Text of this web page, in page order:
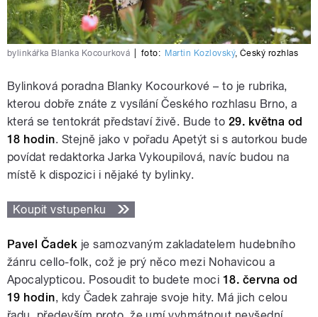
bylinkářka Blanka Kocourková foto: Martin Kozlovský, Český rozhlas
Bylinková poradna Blanky Kocourkové – to je rubrika,
kterou dobře znáte z vysílání Českého rozhlasu Brno, a
která se tentokrát představí živě. Bude to 29. května od
18 hodin. Stejně jako v pořadu Apetýt si s autorkou bude
povídat redaktorka Jarka Vykoupilová, navíc budou na
místě k dispozici i nějaké ty bylinky.
Koupit vstupenku
Pavel Čadek je samozvaným zakladatelem hudebního
žánru cello-folk, což je prý něco mezi Nohavicou a
Apocalypticou. Posoudit to budete moci 18. června od
19 hodin, kdy Čadek zahraje svoje hity. Má jich celou